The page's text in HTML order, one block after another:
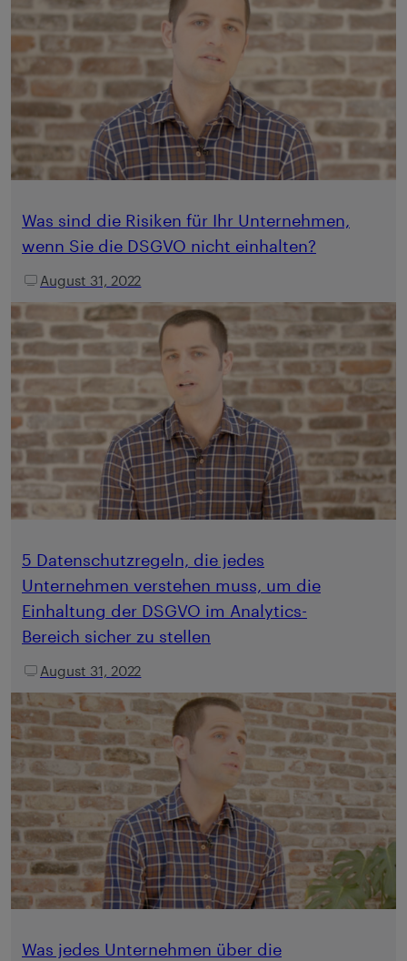
Was sind die Risiken für Ihr Unternehmen,
wenn Sie die DSGVO nicht einhalten?
August 31, 2022
5 Datenschutzregeln, die jedes
Unternehmen verstehen muss, um die
Einhaltung der DSGVO im Analytics-
Bereich sicher zu stellen
August 31, 2022
Was jedes Unternehmen über die